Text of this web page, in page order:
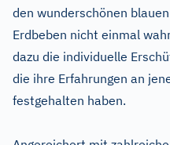
den wunderschönen
Erdbeben nicht einmal
dazu die individuelle
die ihre Erfahrungen an
festgehalten haben.